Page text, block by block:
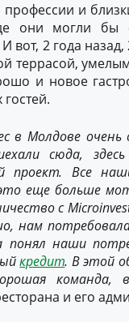
и
они могли бы
вот, 2 года
террасой,
и новое
в Молдове очень
исюда, здесь
проект. Все
еще больше
с
нам по
понял наши
кредит. В этой
команда,
и его